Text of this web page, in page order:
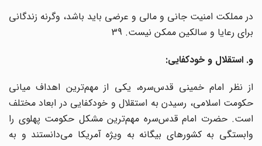
در مملکت امنیت جانی و مالی و عرضی باید باشد، وگرنه زندگانی
برای رعایا و سالکین ممکن نیست. 39
و. استقلال و خودکفایی:
از نظر امام خمینی قدس‌سره، یکی از مهم‌ترین اهداف میانی
حکومت اسلامی، رسیدن به استقلال و خودکفایی در ابعاد مختلف
است. حضرت امام قدس‌سره مهم‌ترین مشکل حکومت پهلوی را
وابستگی به کشورهای بیگانه به ویژه آمریکا می‌دانستند و به